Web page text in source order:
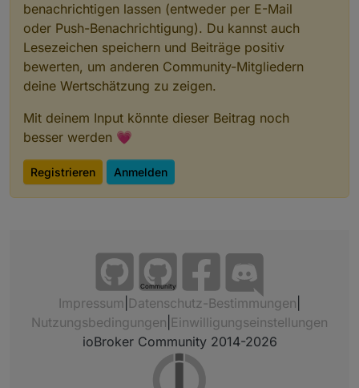
benachrichtigen lassen (entweder per E-Mail
oder Push-Benachrichtigung). Du kannst auch
Lesezeichen speichern und Beiträge positiv
bewerten, um anderen Community-Mitgliedern
deine Wertschätzung zu zeigen.
Mit deinem Input könnte dieser Beitrag noch
besser werden 💗
Registrieren Anmelden
Community
Impressum Datenschutz-Bestimmungen
Nutzungsbedingungen Einwilligungseinstellungen
ioBroker Community 2014-2026